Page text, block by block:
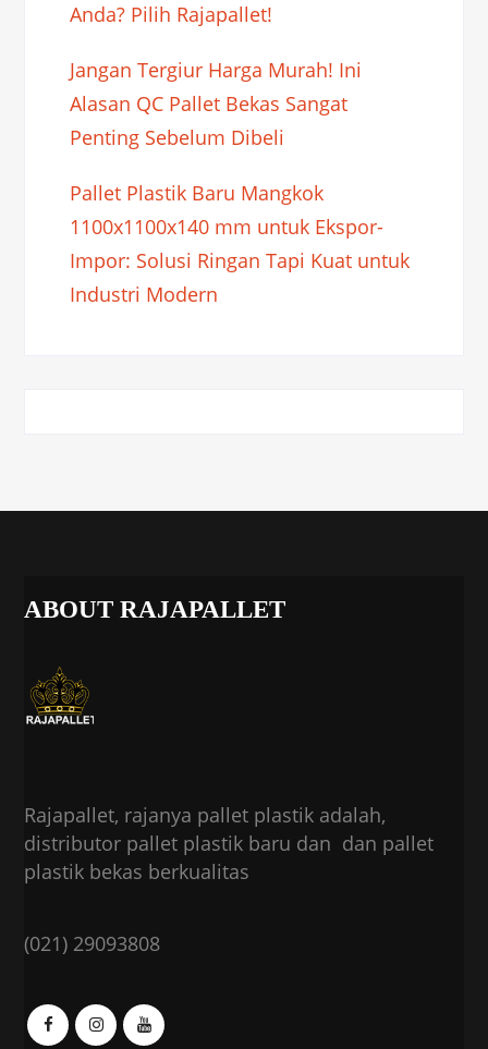
Anda? Pilih Rajapallet!
Jangan Tergiur Harga Murah! Ini
Alasan QC Pallet Bekas Sangat
Penting Sebelum Dibeli
Pallet Plastik Baru Mangkok
1100x1100x140 mm untuk Ekspor-
Impor: Solusi Ringan Tapi Kuat untuk
Industri Modern
ABOUT RAJAPALLET
Rajapallet, rajanya pallet plastik adalah,
distributor pallet plastik baru dan dan pallet
plastik bekas berkualitas
(021) 29093808